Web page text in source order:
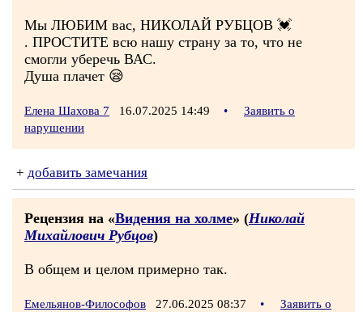
Мы ЛЮБИМ вас, НИКОЛАЙ РУБЦОВ 💓
. ПРОСТИТЕ всю нашу страну за то, что не
смогли уберечь ВАС.
Душа плачет 😪
Елена Шахова 7 16.07.2025 14:49 •
Заявить о
нарушении
+ добавить замечания
Рецензия на «Видения на холме» (Николай
Михайлович Рубцов)
В общем и целом примерно так.
Емельянов-Философов 27.06.2025 08:37 • Заявить о